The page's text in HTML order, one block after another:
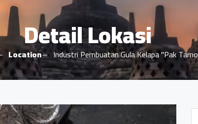
Detail Lokasi
Location Industri Pembuatan Gula Kelapa "Pak